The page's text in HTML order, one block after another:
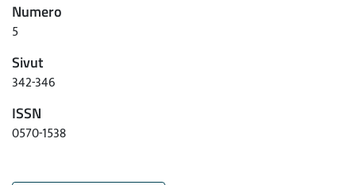
Numero
5
Sivut
342-346
ISSN
0570-1538